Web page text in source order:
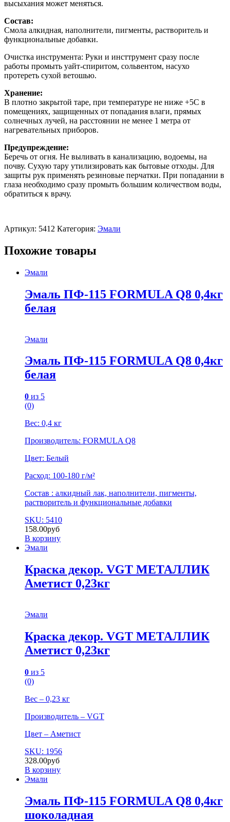
высыхания может меняться.
Состав:
Смола алкидная, наполнители, пигменты, растворитель и
функциональные добавки.
Очистка инструмента: Руки и инсттрумент сразу после
работы промыть уайт-спиритом, сольвентом, насухо
протереть сухой ветошью.
Хранение:
В плотно закрытой таре, при температуре не ниже +5С в
помещениях, защищенных от попадания влаги, прямых
солнечных лучей, на расстоянии не менее 1 метра от
нагревательных приборов.
Предупреждение:
Беречь от огня. Не выливать в канализацию, водоемы, на
почву. Сухую тару утилизировать как бытовые отходы. Для
защиты рук применять резиновые перчатки. При попадании в
глаза необходимо сразу промыть большим количеством воды,
обратиться к врачу.
Артикул: 5412 Категория: Эмали
Похожие товары
Эмали
Эмаль ПФ-115 FORMULA Q8 0,4кг
белая
Эмали
Эмаль ПФ-115 FORMULA Q8 0,4кг
белая
0 из 5
(0)
Вес: 0,4 кг
Производитель: FORMULA Q8
Цвет: Белый
Расход: 100-180 г/м²
Состав : алкидный лак, наполнители, пигменты,
растворитель и функциональные добавки
SKU: 5410
158.00руб
В корзину
Эмали
Краска декор. VGT МЕТАЛЛИК
Аметист 0,23кг
Эмали
Краска декор. VGT МЕТАЛЛИК
Аметист 0,23кг
0 из 5
(0)
Вес – 0,23 кг
Производитель – VGT
Цвет – Аметист
SKU: 1956
328.00руб
В корзину
Эмали
Эмаль ПФ-115 FORMULA Q8 0,4кг
шоколадная